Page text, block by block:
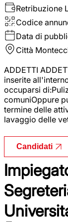
Retribuzione
Codice
Data di
Città
ADDETTI
inserite
occuparsi
comuniOppure
termine delle
lavaggio delle
Candidati